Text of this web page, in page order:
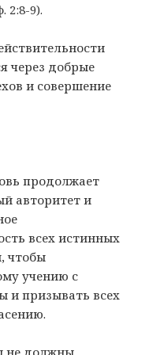
2:8-9).
через добрые
и совершение
продолжает
авторитет и
всех истинных
чтобы
учению с
и призывать всех